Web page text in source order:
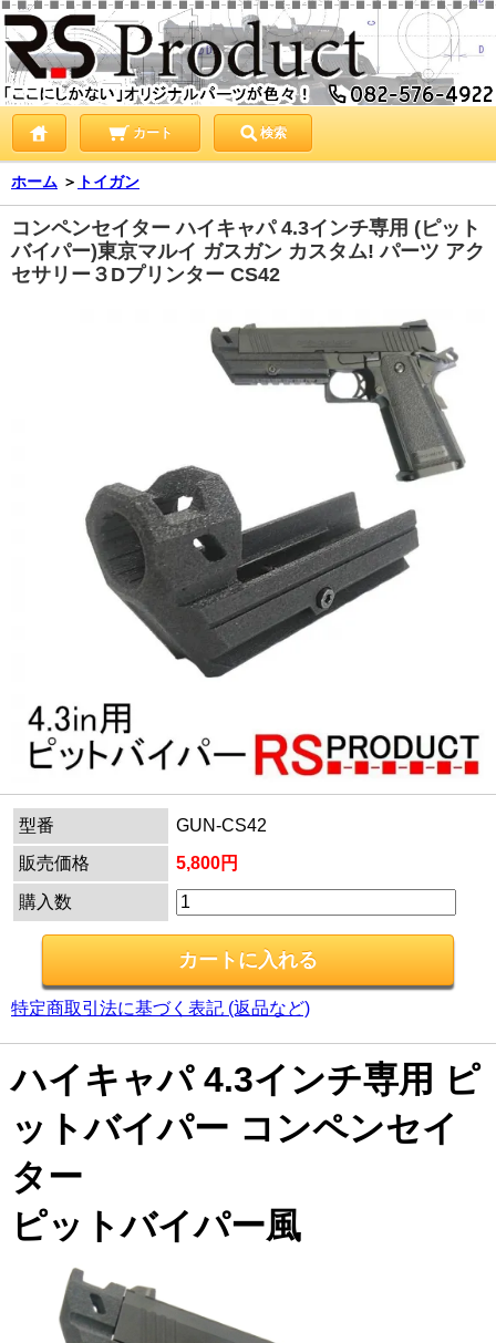
カート 検索
ホーム ＞ トイガン
コンペンセイター ハイキャパ 4.3インチ専用 (ピット
バイパー)東京マルイ ガスガン カスタム! パーツ アク
セサリー３Dプリンター CS42
型番
GUN-CS42
販売価格
5,800円
購入数
特定商取引法に基づく表記 (返品など)
ハイキャパ 4.3インチ専用 ピ
ットバイパー コンペンセイ
ター
ピットバイパー風